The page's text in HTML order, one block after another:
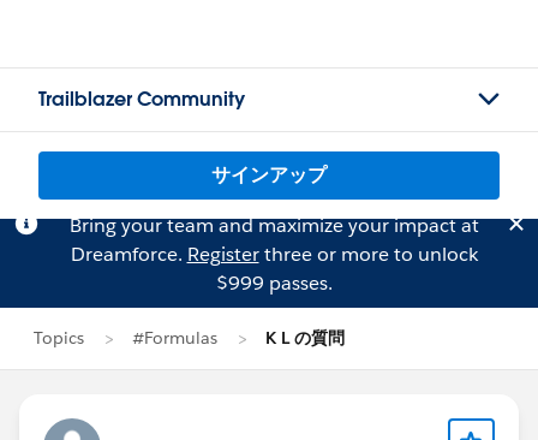
Trailblazer Community
サインアップ
Bring your team and maximize your impact at
Dreamforce. Registerthree or more to unlock
$999 passes.
Topics #Formulas K L の質問